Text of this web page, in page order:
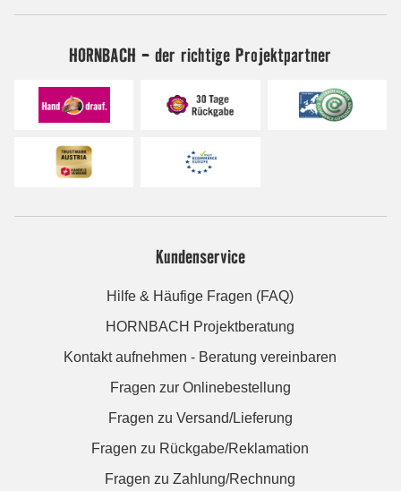
HORNBACH - der richtige Projektpartner
Kundenservice
Hilfe & Häufige Fragen (FAQ)
HORNBACH Projektberatung
Kontakt aufnehmen - Beratung vereinbaren
Fragen zur Onlinebestellung
Fragen zu Versand/Lieferung
Fragen zu Rückgabe/Reklamation
Fragen zu Zahlung/Rechnung